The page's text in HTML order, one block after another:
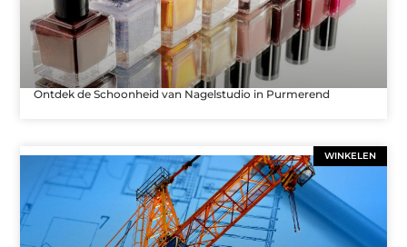
Ontdek de Schoonheid van Nagelstudio in Purmerend
WINKELEN